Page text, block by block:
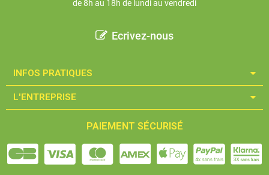
de 8h au 18h de lundi au vendredi
Ecrivez-nous
INFOS PRATIQUES​
L'ENTREPRISE​
PAIEMENT SÉCURISÉ